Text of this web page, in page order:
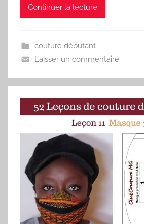
Continuer la lecture
couture débutant
Laisser un commentaire